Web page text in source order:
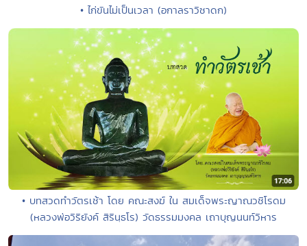
• ไก่ขันไม่เป็นเวลา (อกาลราวิชาดก)
• บทสวดทำวัตรเช้า โดย คณะสงฆ์ ใน สมเด็จพระญาณวชิโรดม
(หลวงพ่อวิริยังค์ สิรินฺธโร) วัดธรรมมงคล เถาบุญนนท์วิหาร